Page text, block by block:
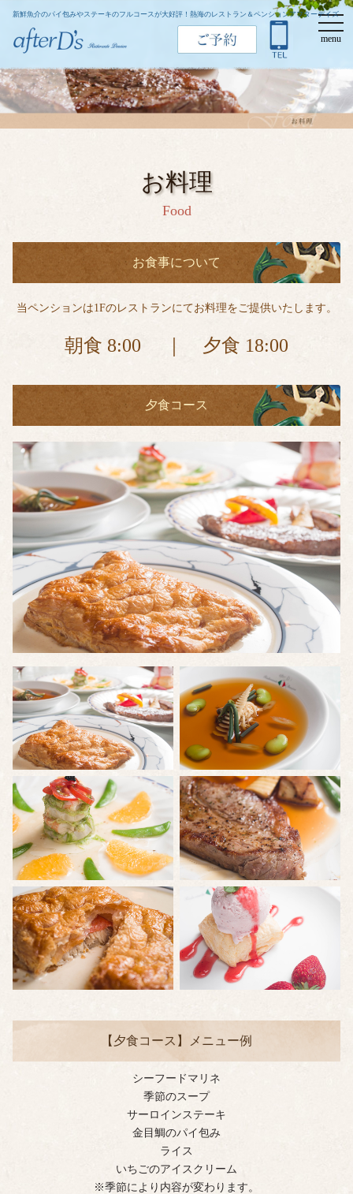
t
o
g
l
n
menu
新鮮魚介のパイ包みやステーキのフルコースが大好評！熱海のレストラン＆ペンションアフターデイズ
お料理
Food
お食事について
当ペンションは1Fのレストランにてお料理をご提供いたします。
朝食 8:00 ｜ 夕食 18:00
夕食コース
【夕食コース】メニュー例
シーフードマリネ
季節のスープ
サーロインステーキ
金目鯛のパイ包み
ライス
いちごのアイスクリーム
※季節により内容が変わります。